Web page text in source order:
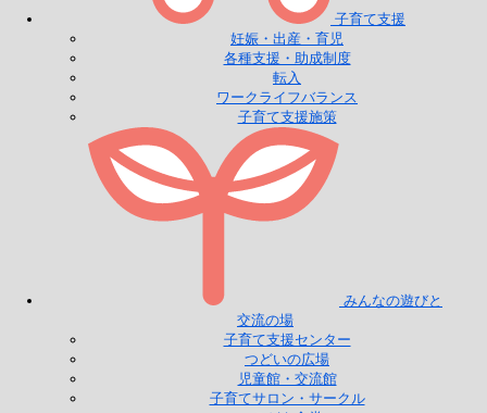
子育て支援
妊娠・出産・育児
各種支援・助成制度
転入
ワークライフバランス
子育て支援施策
みんなの遊びと
交流の場
子育て支援センター
つどいの広場
児童館・交流館
子育てサロン・サークル